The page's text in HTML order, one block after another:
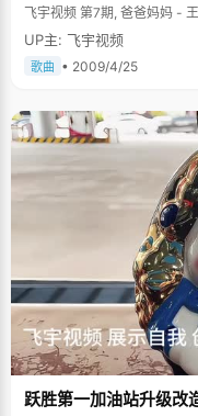
飞宇视频 第7期, 爸爸妈妈 -
UP主: 飞宇视频
歌曲 • 2009/4/25
跃胜第一加油站升级